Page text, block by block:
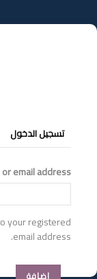
إلى
المحتوى
التبويبات
الأساسية
تسجيل الدخول
email address
your registered
email address.